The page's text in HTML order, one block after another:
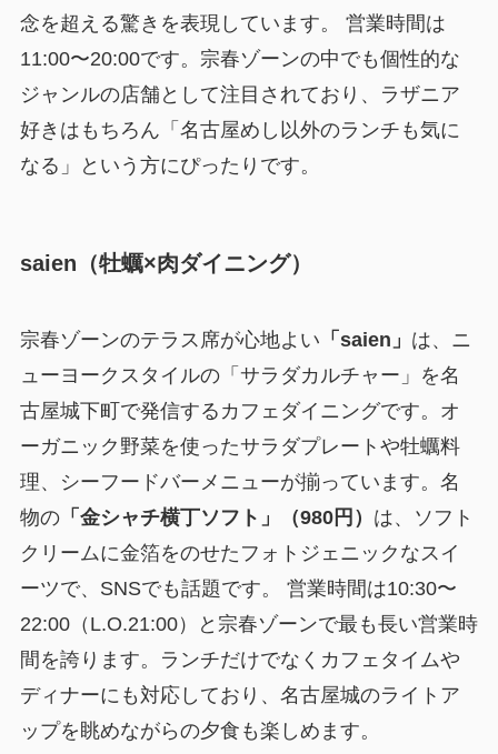
念を超える驚きを表現しています。 営業時間は
11:00〜20:00です。宗春ゾーンの中でも個性的な
ジャンルの店舗として注目されており、ラザニア
好きはもちろん「名古屋めし以外のランチも気に
なる」という方にぴったりです。
saien（牡蠣×肉ダイニング）
宗春ゾーンのテラス席が心地よい 「saien」 は、ニ
ューヨークスタイルの「サラダカルチャー」を名
古屋城下町で発信するカフェダイニングです。オ
ーガニック野菜を使ったサラダプレートや牡蠣料
理、シーフードバーメニューが揃っています。名
物の「金シャチ横丁ソフト」（980円） は、ソフト
クリームに金箔をのせたフォトジェニックなスイ
ーツで、SNSでも話題です。 営業時間は10:30〜
22:00（L.O.21:00）と宗春ゾーンで最も長い営業時
間を誇ります。ランチだけでなくカフェタイムや
ディナーにも対応しており、名古屋城のライトア
ップを眺めながらの夕食も楽しめます。